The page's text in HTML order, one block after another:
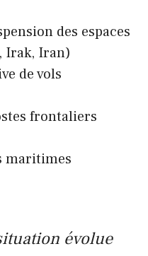
des espaces
Irak, Iran)
de vols
frontaliers
maritimes
évolue